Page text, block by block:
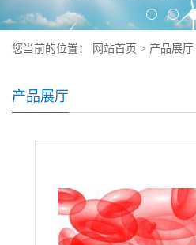
您当前的位置： 网站首页 > 产品展厅
产品展厅